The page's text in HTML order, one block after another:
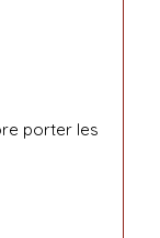
porter les